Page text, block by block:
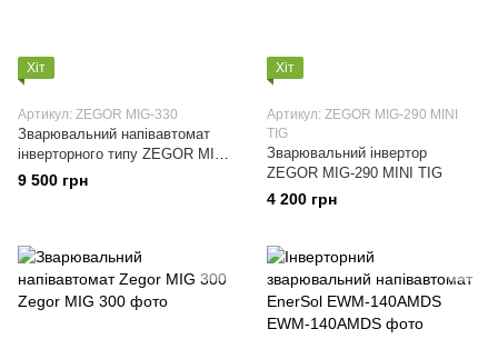
Хіт
Артикул: ZEGOR MIG-330
Зварювальний напівавтомат
інверторного типу ZEGOR MIG-
330 5.6 кВт IGBT
9 500 грн
Хіт
Артикул: ZEGOR MIG-290 MINI
TIG
Зварювальний інвертор
ZEGOR MIG-290 MINI TIG
4 200 грн